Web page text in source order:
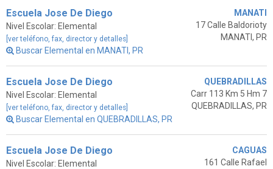
Escuela Jose De Diego
Nivel Escolar: Elemental
[ver teléfono, fax, director y detalles]
Buscar Elemental en MANATI, PR
MANATI
17 Calle Baldorioty
MANATI, PR
Escuela Jose De Diego
Nivel Escolar: Elemental
[ver teléfono, fax, director y detalles]
Buscar Elemental en QUEBRADILLAS, PR
QUEBRADILLAS
Carr 113 Km 5 Hm 7
QUEBRADILLAS, PR
Escuela Jose De Diego
Nivel Escolar: Elemental
CAGUAS
161 Calle Rafael